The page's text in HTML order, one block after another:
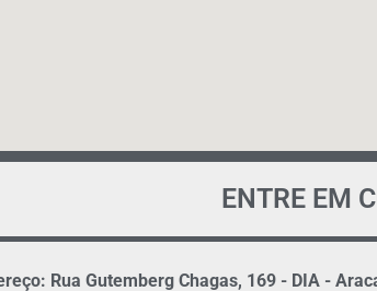
ENTRE EM
Rua Gutemberg Chagas, 169 - DIA -